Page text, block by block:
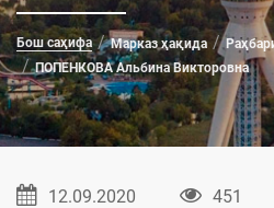
Бош саҳифа Марказ ҳақида
ПОПЕНКОВА Альбина Викторовна
12.09.2020 451